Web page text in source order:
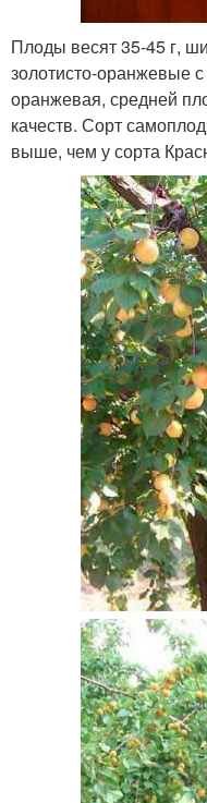
Плоды весят 35-45 г,
золотисто-оранжевые
оранжевая, средней
качеств. Сорт
выше, чем у сорта